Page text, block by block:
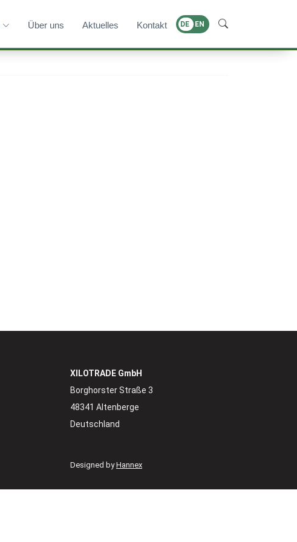
Über uns Aktuelles Kontakt DE EN
XILOTRADE GmbH
Borghorster Straße 3
48341 Altenberge
Deutschland
Designed byHannex